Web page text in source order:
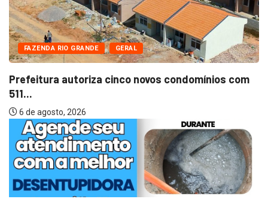
FAZENDA RIO GRANDE GERAL
Prefeitura autoriza cinco novos condomínios com
511...
6 de agosto, 2026